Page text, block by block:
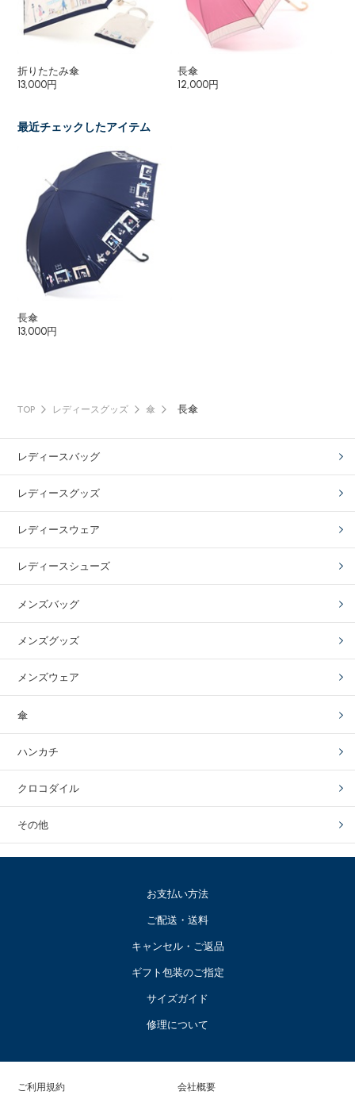
折りたたみ傘
13,000円
長傘
12,000円
最近チェックしたアイテム
長傘
13,000円
TOP レディースグッズ 傘 長傘
レディースバッグ
レディースグッズ
レディースウェア
レディースシューズ
メンズバッグ
メンズグッズ
メンズウェア
傘
ハンカチ
クロコダイル
その他
お支払い方法
ご配送・送料
キャンセル・ご返品
ギフト包装のご指定
サイズガイド
修理について
ご利用規約 会社概要